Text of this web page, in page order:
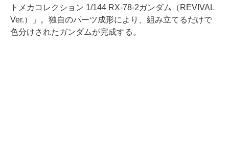
トメカコレクション 1/144 RX-78-2ガンダム（REVIVAL
Ver.）」。独自のパーツ成形により、組み立てるだけで
色分けされたガンダムが完成する。